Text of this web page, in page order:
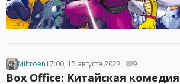
Miltroen17:00, 15 августа 2022 9
Box Office: Китайская